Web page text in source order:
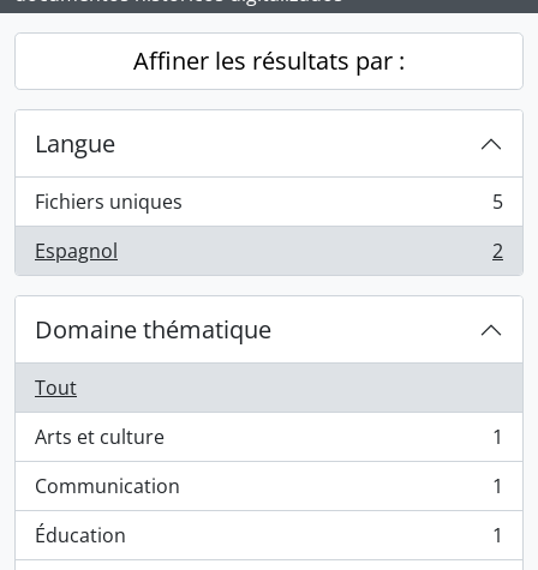
Affiner les résultats par :
Langue
Fichiers uniques
, 5 résultats
5
Espagnol
, 2 résultats 2
Domaine thématique
Tout
Arts et culture
, 1 résultats
1
Communication
, 1 résultats
1
Éducation
, 1 résultats
1